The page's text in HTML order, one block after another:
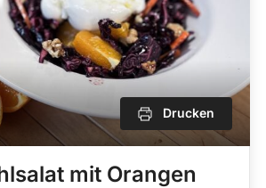
Drucken
mit Orangen